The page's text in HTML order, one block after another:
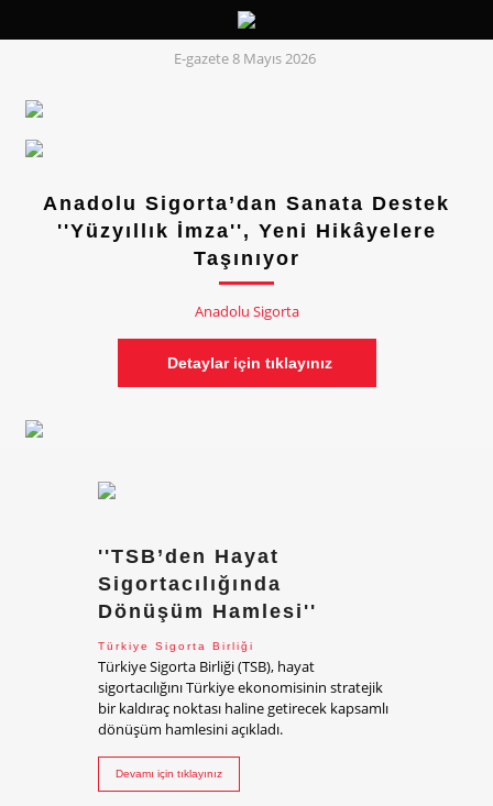
E-gazete 8 Mayıs 2026
Anadolu Sigorta’dan Sanata Destek
''Yüzyıllık İmza'', Yeni Hikâyelere
Taşınıyor
Anadolu Sigorta
Detaylar için tıklayınız
''TSB’den Hayat
Sigortacılığında
Dönüşüm Hamlesi''
Türkiye Sigorta Birliği
Türkiye Sigorta Birliği (TSB), hayat
sigortacılığını Türkiye ekonomisinin stratejik
bir kaldıraç noktası haline getirecek kapsamlı
dönüşüm hamlesini açıkladı.
Devamı için tıklayınız